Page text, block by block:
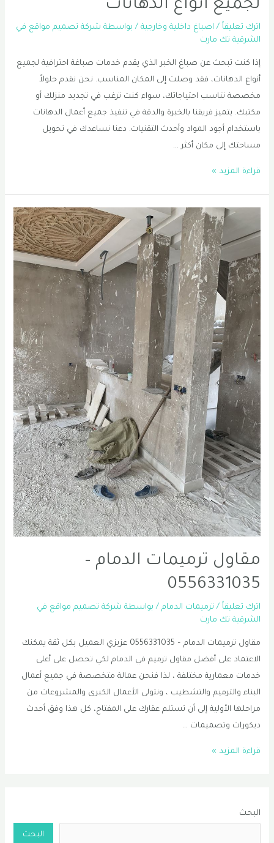
لجميع أنواع الدهانات
اترك تعليقاً / اصباغ داخلية وخارجية / بواسطة شركة تصميم مواقع في
الشرقية تك مارت
إذا كنت تبحث عن صباغ الخبر الذي يقدم خدمات صباغة احترافية لجميع
أنواع الدهانات، فقد وصلت إلى المكان المناسب. نحن نقدم حلولاً
مخصصة تناسب احتياجاتك، سواء كنت ترغب في تجديد منزلك أو
مكتبك. يتميز فريقنا بالخبرة والدقة في تنفيذ جميع أعمال الدهانات
باستخدام أجود المواد وأحدث التقنيات. دعنا نساعدك في تحويل
مساحتك إلى مكان أكثر …
خدمات
لجميع
أنواع
الدهانات
قراءة المزيد »
مقاول ترميمات الدمام –
0556331035
اترك تعليقاً / ترميمات الدمام / بواسطة شركة تصميم مواقع في
الشرقية تك مارت
مقاول ترميمات الدمام – 0556331035 عزيزي العميل بكل ثقة يمكنك
الاعتماد على أفضل مقاول ترميم في الدمام لكي تحصل على أعلى
خدمات معمارية مختلفة ، لذا فنحن عمالة متخصصة في جميع أعمال
البناء والترميم والتشطيب ، ونتولى الأعمال الكبرى والمشروعات من
مراحلها الأولية إلى أن تستلم عقارك على المفتاح، كل هذا وفق أحدث
ديكورات وتصميمات …
مقاول
0556331035
قراءة المزيد »
البحث
البحث